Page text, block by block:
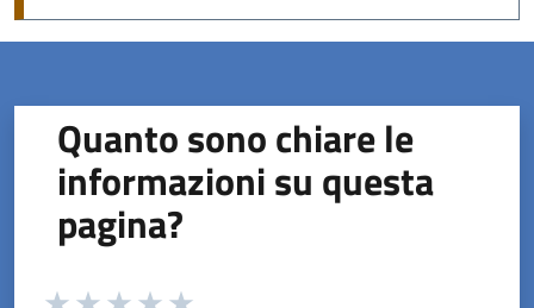
Quanto sono chiare le
informazioni su questa
pagina?
Valuta da 1 a 5 stelle la pagina